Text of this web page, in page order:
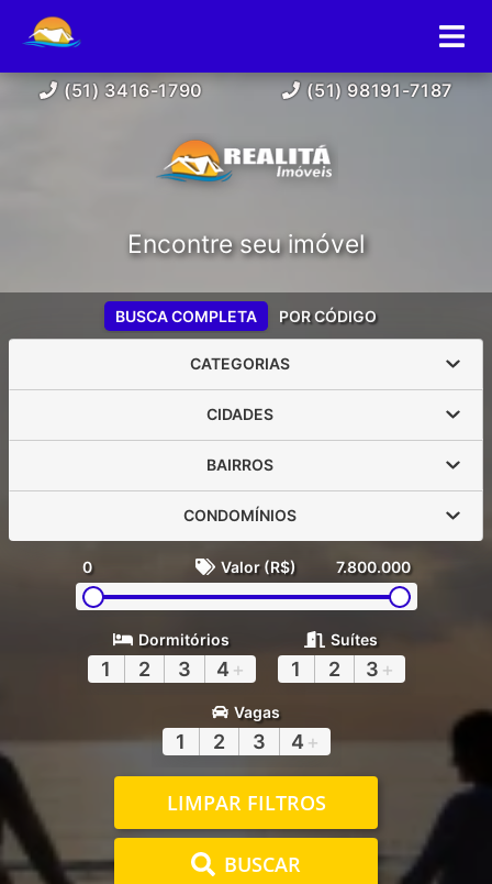
(51) 3416-1790 (51) 98191-7187
Encontre seu imóvel
BUSCA COMPLETA POR CÓDIGO
CATEGORIAS
CIDADES
BAIRROS
CONDOMÍNIOS
0 Valor (R$) 7.800.000
Dormitórios
1 2 3 4 +
Suítes
1 2 3 +
Vagas
1 2 3 4 +
LIMPAR FILTROS
BUSCAR